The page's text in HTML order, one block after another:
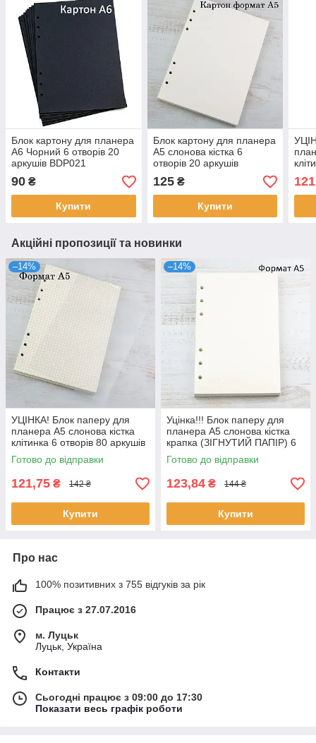
Блок картону для планера
А6 Чорний 6 отворів 20
аркушів BDP021
90 ₴
Купити
Блок картону для планера
А5 слонова кістка 6
отворів 20 аркушів
BDP003
125₴
Купити
Акційні пропозиції та новинки
–14%
УЦІНКА! Блок паперу для
планера А5 слонова кістка
клітинка 6 отворів 80 аркушів
(ЗІГНУТИЙ ПАПІР) BDP002а
Готово до відправки
121,75 ₴ 142 ₴
Купити
–14%
Уцінка!!! Блок паперу для
планера А5 слонова кістка
крапка (ЗІГНУТИЙ ПАПІР) 6
отворів 80 аркушів BDP013
Готово до відправки
123,84 ₴ 144 ₴
Купити
Про нас
100% позитивних з 755 відгуків за рік
Працює з 27.07.2016
м. Луцьк
Луцьк, Україна
Контакти
Сьогодні працює з 09:00 до 17:30
Показати весь графік роботи